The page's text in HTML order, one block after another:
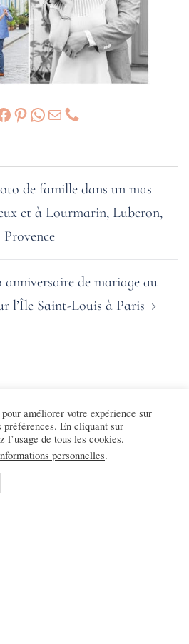
Pinterest
WhatsApp
E-mailPhone
de famille dans un mas
et à Lourmarin, Luberon,
Provence
anniversaire de mariage au
l’Île Saint-Louis à Paris
Carnet d’adresses
à Orange – La Villa Galini
améliorer votre expérience sur
En cliquant sur
l’usage de tous les cookies.
personnelles.